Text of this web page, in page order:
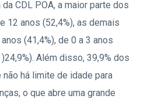
CDL POA, a maior parte dos
12 anos (52,4%), as demais
(41,4%), de 0 a 3 anos
Além disso, 39,9% dos
há limite de idade para
o que abre uma grande